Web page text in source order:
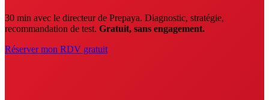
30 min avec le directeur de Prepaya. Diagnostic, stratégie,
recommandation de test. Gratuit, sans engagement.
Réserver mon RDV gratuit